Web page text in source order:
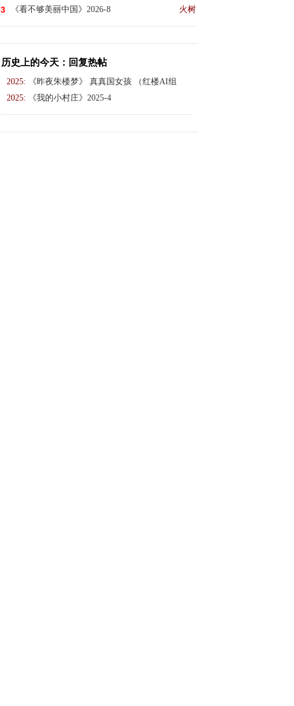
3 《看不够美丽中国》2026-8 火树
历史上的今天：回复热帖
2025:
《昨夜朱楼梦》 真真国女孩 （红楼AI组
2025:
《我的小村庄》2025-4